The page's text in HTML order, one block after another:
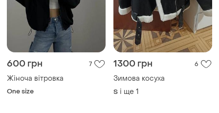
600 грн 7
Жіноча вітровка
One size
1300 грн 6
Зимова косуха
S і ще 1